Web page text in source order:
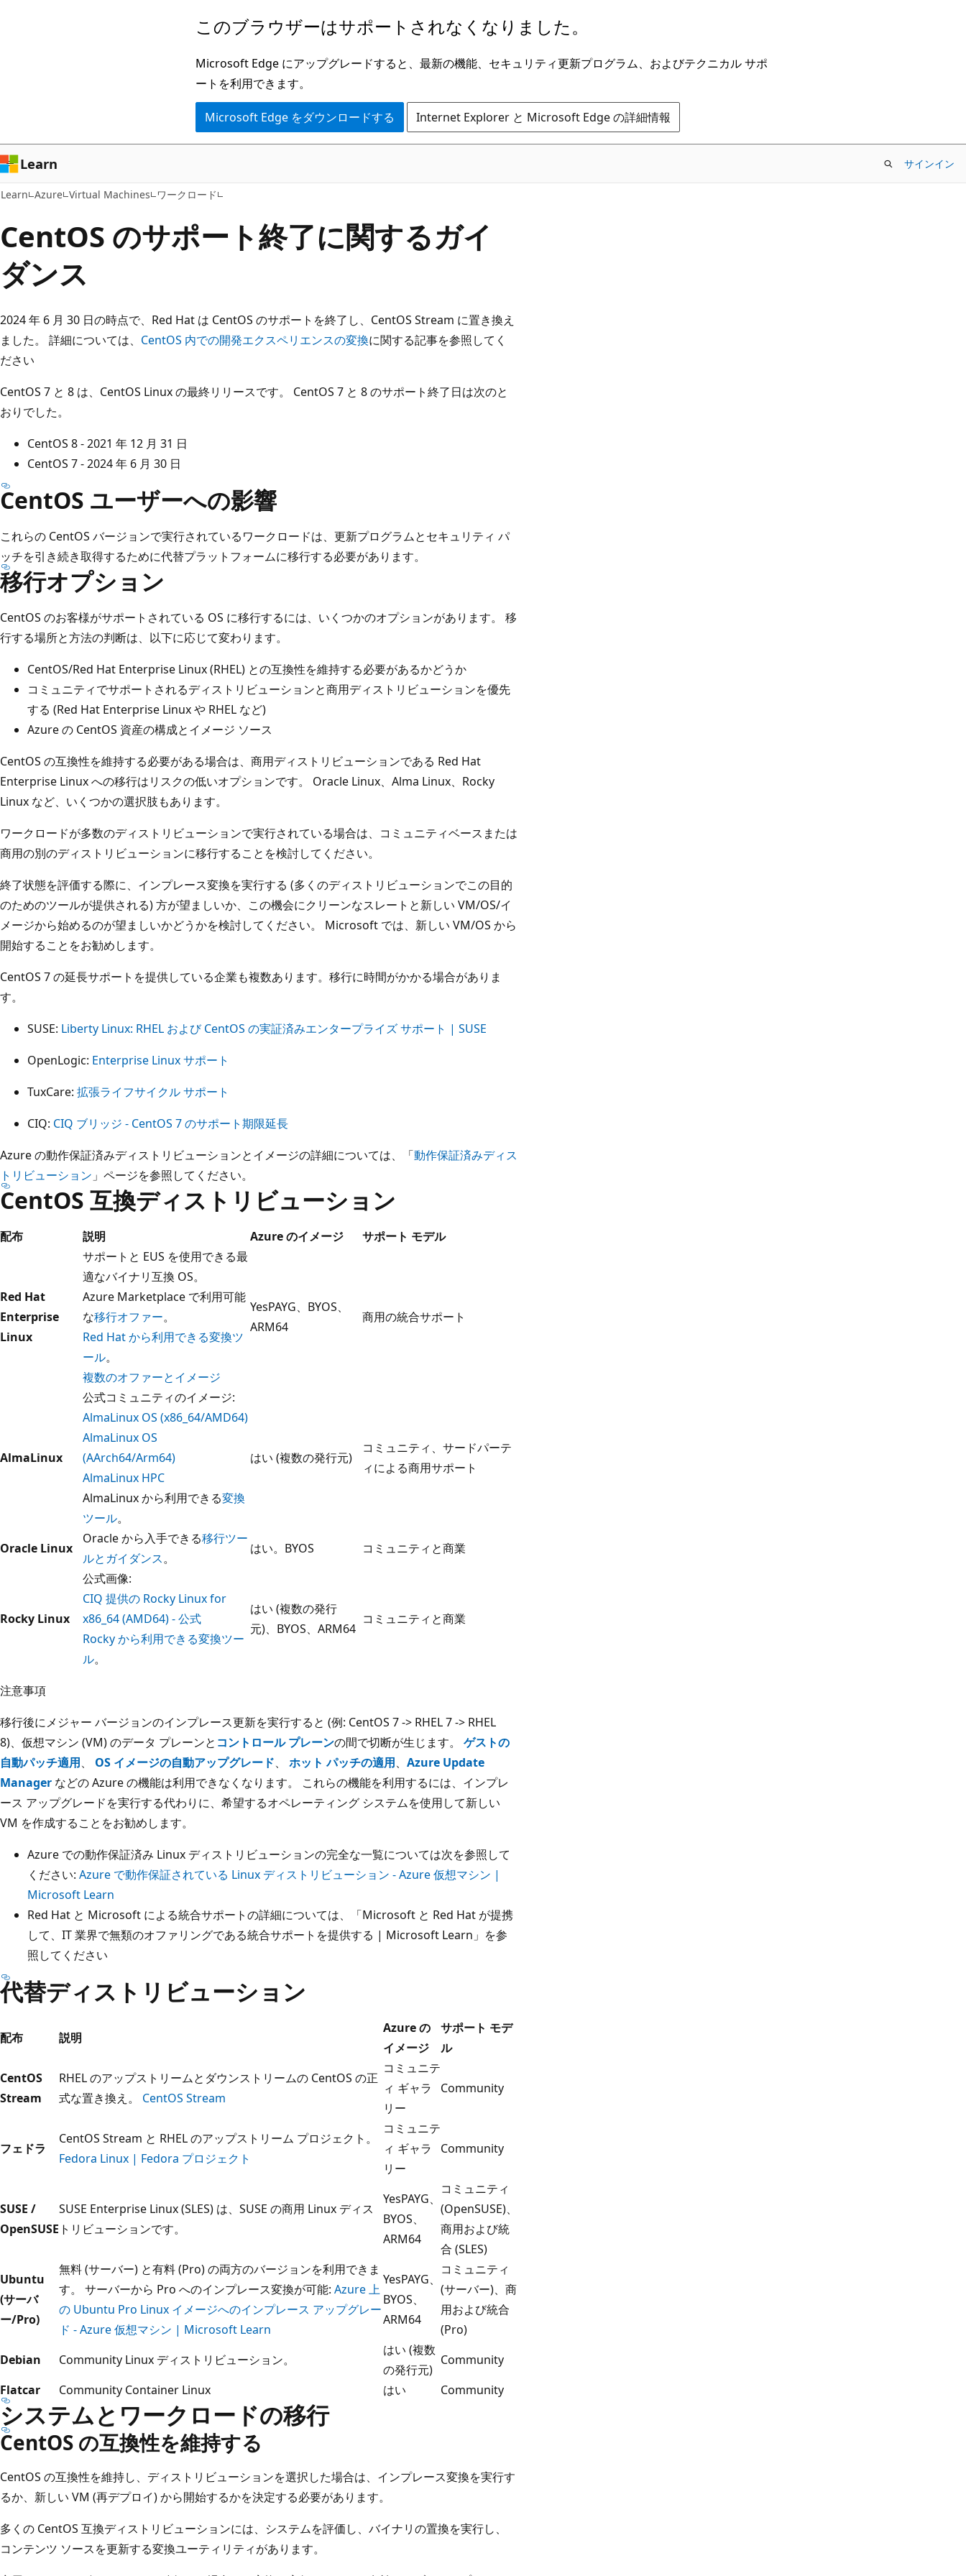
ン
ツ
に
ス
ッ
プ
このブラウザーはサポートされなくなりました。
Microsoft Edge にアップグレードすると、最新の機能、セキュリティ更新プログラム、およびテクニカル サポ
ートを利用できます。
Microsoft Edge をダウンロードする Internet Explorer と Microsoft Edge の詳細情報
Learn サインイン
Learn Azure Virtual Machines ワークロード
CentOS のサポート終了に関するガイ
ダンス
2024 年 6 月 30 日の時点で、Red Hat は CentOS のサポートを終了し、CentOS Stream に置き換え
ました。 詳細については、 CentOS 内での開発エクスペリエンスの変換に関する記事を参照してく
ださい
CentOS 7 と 8 は、CentOS Linux の最終リリースです。 CentOS 7 と 8 のサポート終了日は次のと
おりでした。
CentOS 8 - 2021 年 12 月 31 日
CentOS 7 - 2024 年 6 月 30 日
CentOS ユーザーへの影響
これらの CentOS バージョンで実行されているワークロードは、更新プログラムとセキュリティ パ
ッチを引き続き取得するために代替プラットフォームに移行する必要があります。
移行オプション
CentOS のお客様がサポートされている OS に移行するには、いくつかのオプションがあります。 移
行する場所と方法の判断は、以下に応じて変わります。
CentOS/Red Hat Enterprise Linux (RHEL) との互換性を維持する必要があるかどうか
コミュニティでサポートされるディストリビューションと商用ディストリビューションを優先
する (Red Hat Enterprise Linux や RHEL など)
Azure の CentOS 資産の構成とイメージ ソース
CentOS の互換性を維持する必要がある場合は、商用ディストリビューションである Red Hat
Enterprise Linux への移行はリスクの低いオプションです。 Oracle Linux、Alma Linux、Rocky
Linux など、いくつかの選択肢もあります。
ワークロードが多数のディストリビューションで実行されている場合は、コミュニティベースまたは
商用の別のディストリビューションに移行することを検討してください。
終了状態を評価する際に、インプレース変換を実行する (多くのディストリビューションでこの目的
のためのツールが提供される) 方が望ましいか、この機会にクリーンなスレートと新しい VM/OS/イ
メージから始めるのが望ましいかどうかを検討してください。 Microsoft では、新しい VM/OS から
開始することをお勧めします。
CentOS 7 の延長サポートを提供している企業も複数あります。移行に時間がかかる場合がありま
す。
SUSE: Liberty Linux: RHEL および CentOS の実証済みエンタープライズ サポート | SUSE
OpenLogic: Enterprise Linux サポート
TuxCare: 拡張ライフサイクル サポート
CIQ: CIQ ブリッジ - CentOS 7 のサポート期限延長
Azure の動作保証済みディストリビューションとイメージの詳細については、「動作保証済みディス
トリビューション 」ページを参照してください。
CentOS 互換ディストリビューション
配布 説明 Azure のイメージ サポート モデル
Red Hat
Enterprise
Linux
サポートと EUS を使用できる最
適なバイナリ互換 OS。
Azure Marketplace で利用可能
な移行オファー。
Red Hat から利用できる変換ツ
ール。
複数のオファーとイメージ
YesPAYG、BYOS、
ARM64
商用の統合サポート
AlmaLinux
公式コミュニティのイメージ:
AlmaLinux OS (x86_64/AMD64)
AlmaLinux OS
(AArch64/Arm64)
AlmaLinux HPC
AlmaLinux から利用できる変換
ツール。
はい (複数の発行元)
コミュニティ、サードパーテ
ィによる商用サポート
Oracle Linux
Oracle から入手できる移行ツー
ルとガイダンス。
はい。BYOS コミュニティと商業
Rocky Linux
公式画像:
CIQ 提供の Rocky Linux for
x86_64 (AMD64) - 公式
Rocky から利用できる変換ツー
ル。
はい (複数の発行
元)、BYOS、ARM64
コミュニティと商業
注意事項
移行後にメジャー バージョンのインプレース更新を実行すると (例: CentOS 7 -> RHEL 7 -> RHEL
8)、仮想マシン (VM) のデータ プレーンと コントロール プレーンの間で切断が生じます。 ゲストの
自動パッチ適用、 OS イメージの自動アップグレード、 ホット パッチの適用、 Azure Update
Manager などの Azure の機能は利用できなくなります。 これらの機能を利用するには、インプレ
ース アップグレードを実行する代わりに、希望するオペレーティング システムを使用して新しい
VM を作成することをお勧めします。
Azure での動作保証済み Linux ディストリビューションの完全な一覧については次を参照して
ください: Azure で動作保証されている Linux ディストリビューション - Azure 仮想マシン |
Microsoft Learn
Red Hat と Microsoft による統合サポートの詳細については、「Microsoft と Red Hat が提携
して、IT 業界で無類のオファリングである統合サポートを提供する | Microsoft Learn」を参
照してください
代替ディストリビューション
配布 説明
Azure の
イメージ
サポート モデ
ル
CentOS
Stream
RHEL のアップストリームとダウンストリームの CentOS の正
式な置き換え。 CentOS Stream
コミュニテ
ィ ギャラ
リー
Community
フェドラ
CentOS Stream と RHEL のアップストリーム プロジェクト。
Fedora Linux | Fedora プロジェクト
コミュニテ
ィ ギャラ
リー
Community
SUSE /
OpenSUSE
SUSE Enterprise Linux (SLES) は、SUSE の商用 Linux ディス
トリビューションです。
YesPAYG、
BYOS、
ARM64
コミュニティ
(OpenSUSE)、
商用および統
合 (SLES)
Ubuntu
(サーバ
ー/Pro)
無料 (サーバー) と有料 (Pro) の両方のバージョンを利用できま
す。 サーバーから Pro へのインプレース変換が可能: Azure 上
の Ubuntu Pro Linux イメージへのインプレース アップグレー
ド - Azure 仮想マシン | Microsoft Learn
YesPAYG、
BYOS、
ARM64
コミュニティ
(サーバー)、商
用および統合
(Pro)
Debian
Community Linux ディストリビューション。
はい (複数
の発行元)
Community
Flatcar
Community Container Linux はい Community
システムとワークロードの移行
CentOS の互換性を維持する
CentOS の互換性を維持し、ディストリビューションを選択した場合は、インプレース変換を実行す
るか、新しい VM (再デプロイ) から開始するかを決定する必要があります。
多くの CentOS 互換ディストリビューションには、システムを評価し、バイナリの置換を実行し、
コンテンツ ソースを更新する変換ユーティリティがあります。